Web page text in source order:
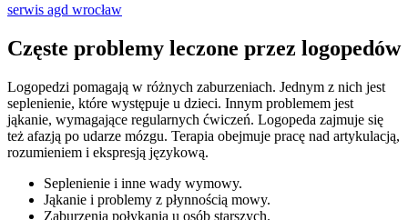
serwis agd wrocław
Częste problemy leczone przez logopedów
Logopedzi pomagają w różnych zaburzeniach. Jednym z nich jest
seplenienie, które występuje u dzieci. Innym problemem jest
jąkanie, wymagające regularnych ćwiczeń. Logopeda zajmuje się
też afazją po udarze mózgu. Terapia obejmuje pracę nad artykulacją,
rozumieniem i ekspresją językową.
Seplenienie i inne wady wymowy.
Jąkanie i problemy z płynnością mowy.
Zaburzenia połykania u osób starszych.